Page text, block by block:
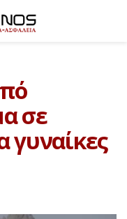
σε
γυναίκες